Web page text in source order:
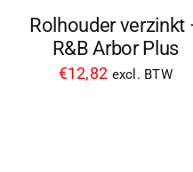
Rolhouder verzinkt
R&B Arbor Plus
€12,82 excl. BTW